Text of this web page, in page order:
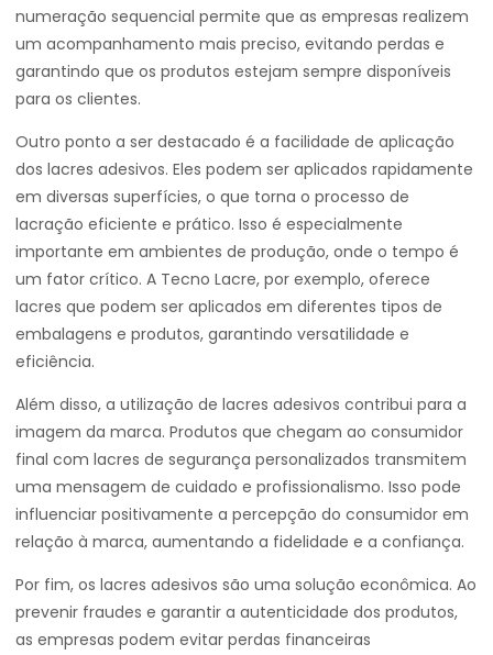
numeração sequencial permite que as empresas realizem
um acompanhamento mais preciso, evitando perdas e
garantindo que os produtos estejam sempre disponíveis
para os clientes.
Outro ponto a ser destacado é a facilidade de aplicação
dos lacres adesivos. Eles podem ser aplicados rapidamente
em diversas superfícies, o que torna o processo de
lacração eficiente e prático. Isso é especialmente
importante em ambientes de produção, onde o tempo é
um fator crítico. A Tecno Lacre, por exemplo, oferece
lacres que podem ser aplicados em diferentes tipos de
embalagens e produtos, garantindo versatilidade e
eficiência.
Além disso, a utilização de lacres adesivos contribui para a
imagem da marca. Produtos que chegam ao consumidor
final com lacres de segurança personalizados transmitem
uma mensagem de cuidado e profissionalismo. Isso pode
influenciar positivamente a percepção do consumidor em
relação à marca, aumentando a fidelidade e a confiança.
Por fim, os lacres adesivos são uma solução econômica. Ao
prevenir fraudes e garantir a autenticidade dos produtos,
as empresas podem evitar perdas financeiras